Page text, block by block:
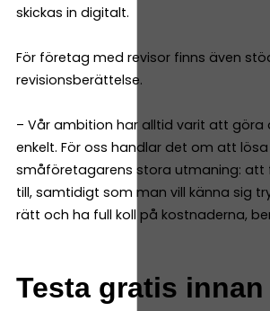
skickas in digitalt.
För företag med revisor finns även
revisionsberättelse.
– Vår ambition har alltid varit att göra
enkelt. För oss handlar det om att lösa
småföretagarens stora utmaning: att
till, samtidigt som man vill känna sig
rätt och ha full koll på kostnaderna,
Testa gratis innan